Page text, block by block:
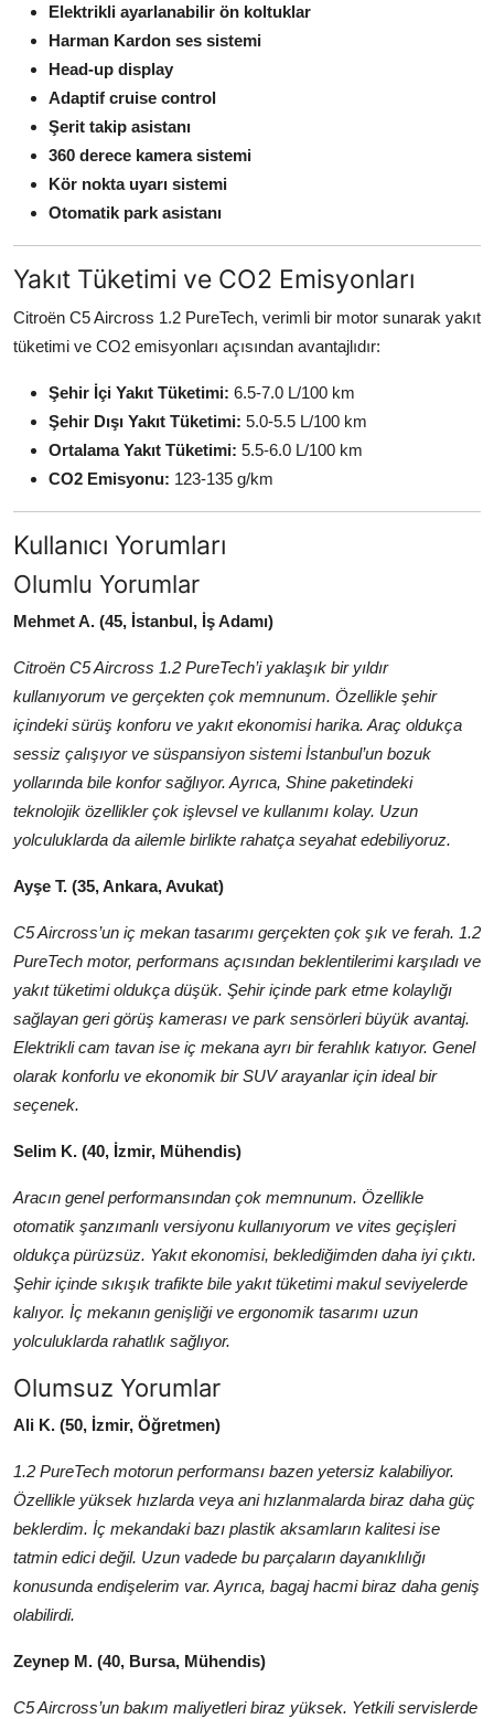
Elektrikli ayarlanabilir ön koltuklar
Harman Kardon ses sistemi
Head-up display
Adaptif cruise control
Şerit takip asistanı
360 derece kamera sistemi
Kör nokta uyarı sistemi
Otomatik park asistanı
Yakıt Tüketimi ve CO2 Emisyonları
Citroën C5 Aircross 1.2 PureTech, verimli bir motor sunarak yakıt
tüketimi ve CO2 emisyonları açısından avantajlıdır:
Şehir İçi Yakıt Tüketimi: 6.5-7.0 L/100 km
Şehir Dışı Yakıt Tüketimi: 5.0-5.5 L/100 km
Ortalama Yakıt Tüketimi: 5.5-6.0 L/100 km
CO2 Emisyonu: 123-135 g/km
Kullanıcı Yorumları
Olumlu Yorumlar
Mehmet A. (45, İstanbul, İş Adamı)
Citroën C5 Aircross 1.2 PureTech’i yaklaşık bir yıldır
kullanıyorum ve gerçekten çok memnunum. Özellikle şehir
içindeki sürüş konforu ve yakıt ekonomisi harika. Araç oldukça
sessiz çalışıyor ve süspansiyon sistemi İstanbul’un bozuk
yollarında bile konfor sağlıyor. Ayrıca, Shine paketindeki
teknolojik özellikler çok işlevsel ve kullanımı kolay. Uzun
yolculuklarda da ailemle birlikte rahatça seyahat edebiliyoruz.
Ayşe T. (35, Ankara, Avukat)
C5 Aircross’un iç mekan tasarımı gerçekten çok şık ve ferah. 1.2
PureTech motor, performans açısından beklentilerimi karşıladı ve
yakıt tüketimi oldukça düşük. Şehir içinde park etme kolaylığı
sağlayan geri görüş kamerası ve park sensörleri büyük avantaj.
Elektrikli cam tavan ise iç mekana ayrı bir ferahlık katıyor. Genel
olarak konforlu ve ekonomik bir SUV arayanlar için ideal bir
seçenek.
Selim K. (40, İzmir, Mühendis)
Aracın genel performansından çok memnunum. Özellikle
otomatik şanzımanlı versiyonu kullanıyorum ve vites geçişleri
oldukça pürüzsüz. Yakıt ekonomisi, beklediğimden daha iyi çıktı.
Şehir içinde sıkışık trafikte bile yakıt tüketimi makul seviyelerde
kalıyor. İç mekanın genişliği ve ergonomik tasarımı uzun
yolculuklarda rahatlık sağlıyor.
Olumsuz Yorumlar
Ali K. (50, İzmir, Öğretmen)
1.2 PureTech motorun performansı bazen yetersiz kalabiliyor.
Özellikle yüksek hızlarda veya ani hızlanmalarda biraz daha güç
beklerdim. İç mekandaki bazı plastik aksamların kalitesi ise
tatmin edici değil. Uzun vadede bu parçaların dayanıklılığı
konusunda endişelerim var. Ayrıca, bagaj hacmi biraz daha geniş
olabilirdi.
Zeynep M. (40, Bursa, Mühendis)
C5 Aircross’un bakım maliyetleri biraz yüksek. Yetkili servislerde